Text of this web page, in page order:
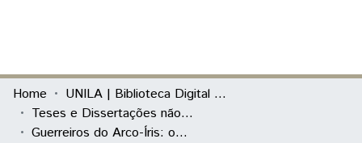
Communities & Collections
All of DSpace
Home
UNILA | Biblioteca Digital de Dissertações e Teses
Teses e Dissertações não defendidas na Unila
Guerreiros do Arco-Íris: os caminhos e descaminhos da descolonização na Bolívia no início do século XXI